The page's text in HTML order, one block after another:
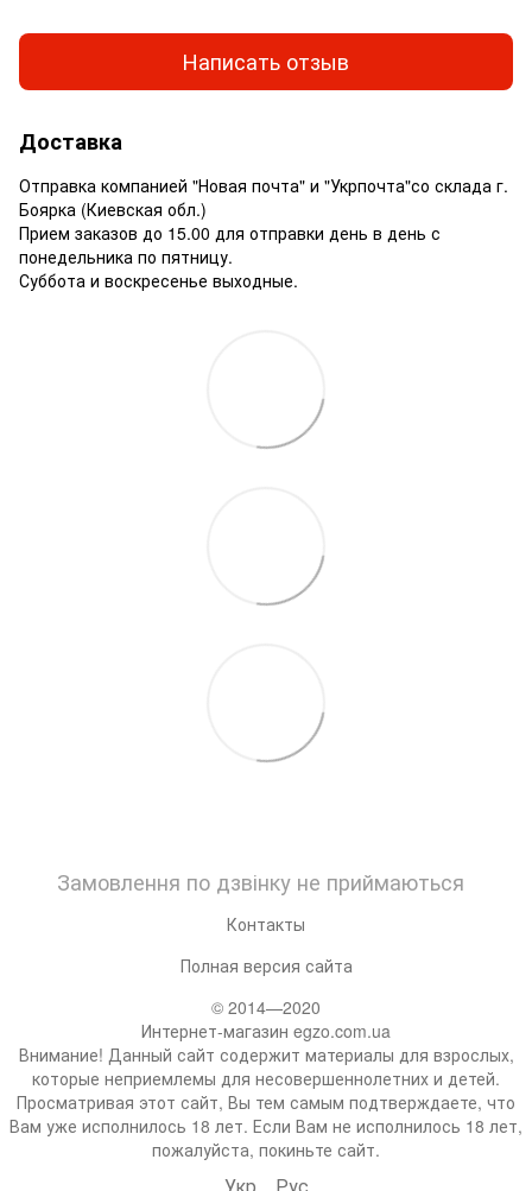
Написать отзыв
Доставка
Отправка компанией "Новая почта" и "Укрпочта"со склада г.
Боярка (Киевская обл.)
Прием заказов до 15.00 для отправки день в день с
понедельника по пятницу.
Суббота и воскресенье выходные.
Замовлення по дзвінку не приймаються
Контакты
Полная версия сайта
© 2014—2020
Интернет-магазин egzo.com.ua
Внимание! Данный сайт содержит материалы для взрослых,
которые неприемлемы для несовершеннолетних и детей.
Просматривая этот сайт, Вы тем самым подтверждаете, что
Вам уже исполнилось 18 лет. Если Вам не исполнилось 18 лет,
пожалуйста, покиньте сайт.
Укр Рус